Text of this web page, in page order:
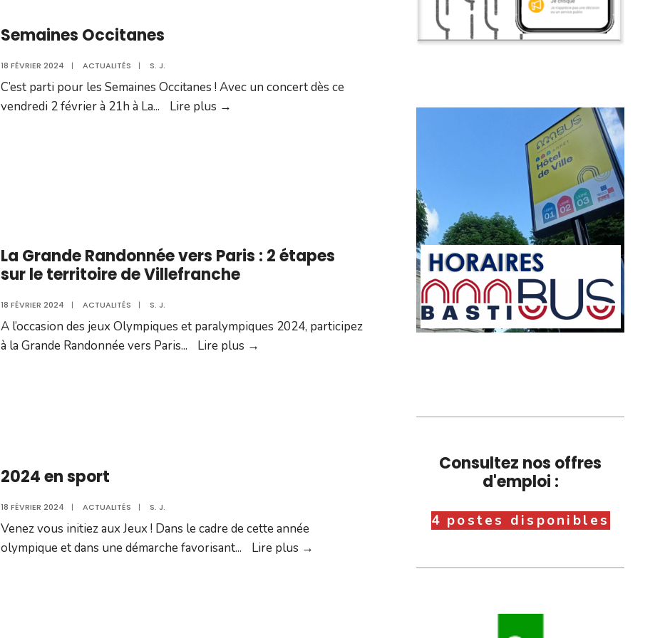
Semaines Occitanes
18 FÉVRIER 2024 | ACTUALITÉS | S. J.
C’est parti pour les Semaines Occitanes ! Avec un concert dès ce
vendredi 2 février à 21h à La... Lire plus →
La Grande Randonnée vers Paris : 2 étapes
sur le territoire de Villefranche
18 FÉVRIER 2024 | ACTUALITÉS | S. J.
A l’occasion des jeux Olympiques et paralympiques 2024, participez
à la Grande Randonnée vers Paris... Lire plus →
territoire
de
2024 en sport
18 FÉVRIER 2024 | ACTUALITÉS | S. J.
Venez vous initiez aux Jeux ! Dans le cadre de cette année
olympique et dans une démarche favorisant... Lire plus →
Consultez nos offres
d'emploi :
4 postes disponibles